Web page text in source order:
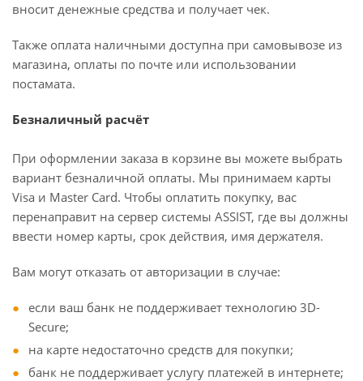
вносит денежные средства и получает чек.
Также оплата наличными доступна при самовывозе из
магазина, оплаты по почте или использовании
постамата.
Безналичный расчёт
При оформлении заказа в корзине вы можете выбрать
вариант безналичной оплаты. Мы принимаем карты
Visa и Master Card. Чтобы оплатить покупку, вас
перенаправит на сервер системы ASSIST, где вы должны
ввести номер карты, срок действия, имя держателя.
Вам могут отказать от авторизации в случае:
если ваш банк не поддерживает технологию 3D-
Secure;
на карте недостаточно средств для покупки;
банк не поддерживает услугу платежей в интернете;